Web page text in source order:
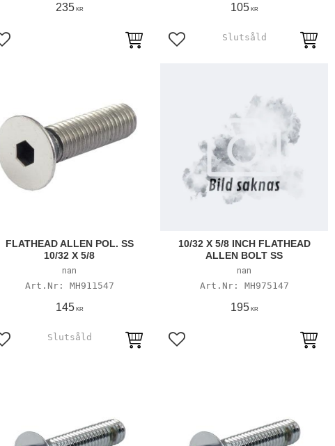
235KR
Lägg till i favoriter
105KR
Lägg till i favoriter
FLATHEAD ALLEN POL. SS
10/32 X 5/8
nan
MH911547
145KR
Lägg till i favoriter
10/32 X 5/8 INCH FLATHEAD
ALLEN BOLT SS
nan
MH975147
195KR
Lägg till i favoriter